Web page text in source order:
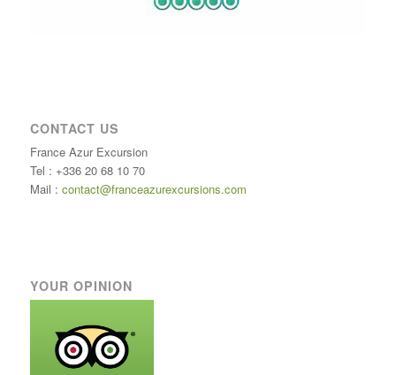
CONTACT US
France Azur Excursion
Tel : +336 20 68 10 70
Mail : contact@franceazurexcursions.com
YOUR OPINION